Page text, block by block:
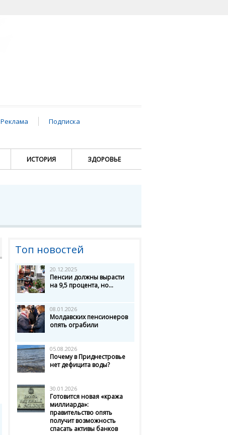
Реклама
Подписка
ИСТОРИЯ ЗДОРОВЬЕ
Топ новостей
20.12.2025
Пенсии должны вырасти
на 9,5 процента, но...
08.01.2026
Молдавских пенсионеров
опять ограбили
05.08.2026
Почему в Приднестровье
нет дефицита воды?
30.01.2026
Готовится новая «кража
миллиарда»:
правительство опять
получит возможность
спасать активы банков